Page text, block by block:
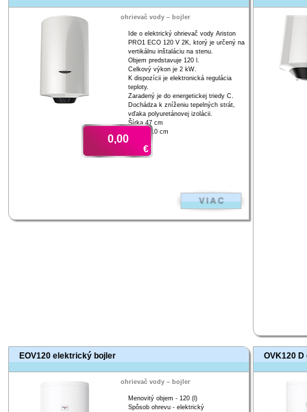
ohrievač vody – bojler
Ide o elektrický ohrievač vody Ariston
PRO1 ECO 120 V 2K, ktorý je určený na
vertikálnu inštaláciu na stenu.
Objem predstavuje 120 l.
Celkový výkon je 2 kW.
K dispozícii je elektronická regulácia
teploty.
Zaradený je do energetickej triedy C.
Dochádza k zníženiu tepelných strát,
vďaka polyuretánovej izolácii.
Šírka 47 cm
Výška 110 cm
0,00
€
EOV120 elektrický bojler
ohrievač vody – bojler
Menovitý objem - 120 (l)
Spôsob ohrevu - elektrický
OVK120